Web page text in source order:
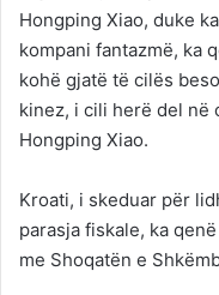
Hongping Xiao, duke
kompani fantazmë, ka
kohë gjatë të cilës
kinez, i cili herë del në
Hongping Xiao.
Kroati, i skeduar për
parasja fiskale, ka
me Shoqatën e